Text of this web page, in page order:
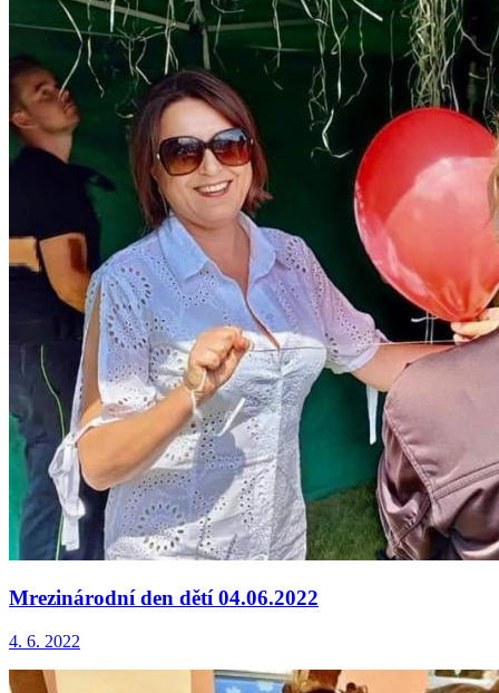
Mrezinárodní den dětí 04.06.2022
4. 6. 2022